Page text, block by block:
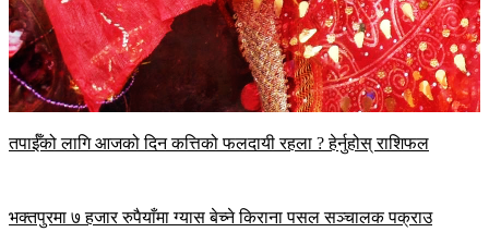
तपाईँको लागि आजको दिन कत्तिको फलदायी रहला ? हेर्नुहोस् राशिफल
भक्तपुरमा ७ हजार रुपैयाँमा ग्यास बेच्ने किराना पसल सञ्चालक पक्राउ